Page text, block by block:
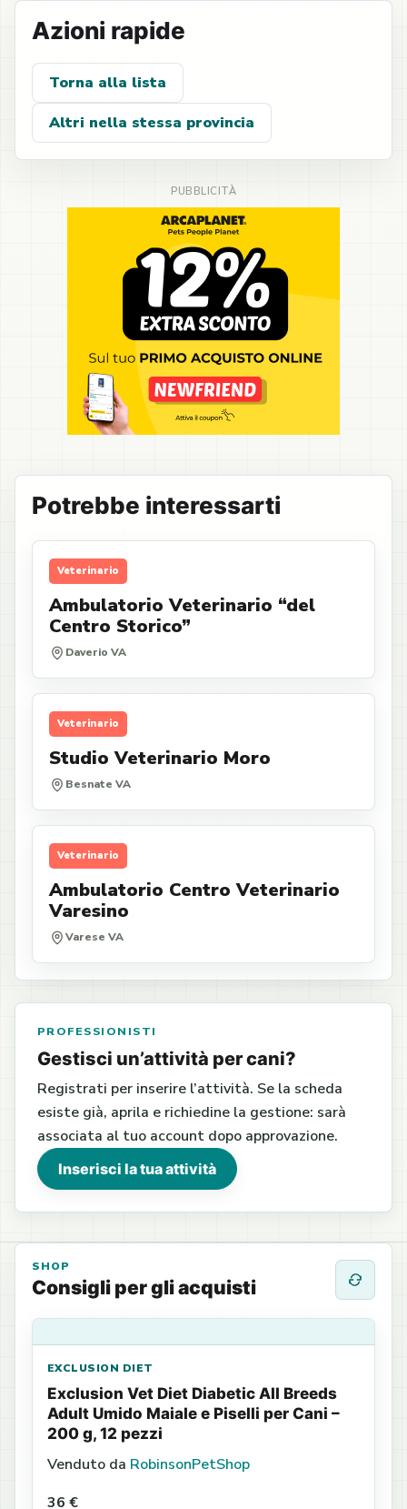
Azioni rapide
Torna alla lista
Altri nella stessa provincia
Potrebbe interessarti
Veterinario
Ambulatorio Veterinario “del
Centro Storico”
Daverio VA
Veterinario
Studio Veterinario Moro
Besnate VA
Veterinario
Ambulatorio Centro Veterinario
Varesino
Varese VA
PROFESSIONISTI
Gestisci un’attività per cani?
Registrati per inserire l’attività. Se la scheda
esiste già, aprila e richiedine la gestione: sarà
associata al tuo account dopo approvazione.
Inserisci la tua attività
SHOP
Consigli per gli acquisti
EXCLUSION DIET
Exclusion Vet Diet Diabetic All Breeds
Adult Umido Maiale e Piselli per Cani –
200 g, 12 pezzi
Venduto da RobinsonPetShop
36 €